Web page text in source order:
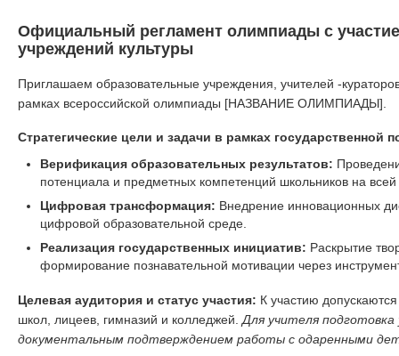
Официальный регламент олимпиады с
учреждений культуры
Приглашаем образовательные учреждения, учителей -
рамках всероссийской олимпиады [НАЗВАНИЕ ОЛИМПИАДЫ].
Стратегические цели и задачи в рамках государственной
Верификация образовательных результатов:
потенциала и предметных компетенций школьников на
Цифровая трансформация: Внедрение инновационных
цифровой образовательной среде.
Реализация государственных инициатив: Раскрытие
формирование познавательной мотивации через
Целевая аудитория и статус участия: К участию
школ, лицеев, гимназий и колледжей. Для учителя
документальным подтверждением работы с одаренными